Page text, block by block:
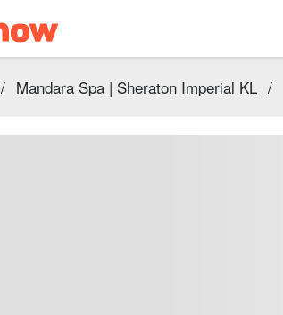
/ Mandara Spa | Sheraton Imperial KL /